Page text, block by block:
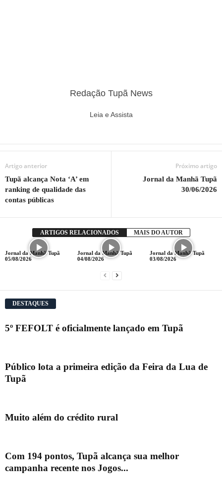
Redação Tupã News
Leia e Assista
Artigo anterior
Tupã alcança Nota ‘A’ em
ranking de qualidade das
contas públicas
Próximo artigo
Jornal da Manhã Tupã
30/06/2026
ARTIGOS RELACIONADOS MAIS DO AUTOR
Jornal da Manhã Tupã
05/08/2026
Jornal da Manhã Tupã
04/08/2026
Jornal da Manhã Tupã
03/08/2026
DESTAQUES
5º FEFOLT é oficialmente lançado em Tupã
Público lota a primeira edição da Feira da Lua de
Tupã
Muito além do crédito rural
Com 194 pontos, Tupã alcança sua melhor
campanha recente nos Jogos...